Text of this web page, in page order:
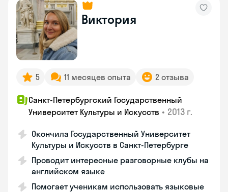
Виктория
5 11 месяцев опыта 2 отзыва
Санкт-Петербургский Государственный
Университет Культуры и Искусств • 2013 г.
Окончила Государственный Университет
Культуры и Искусств в Санкт-Петербурге
Проводит интересные разговорные клубы на
английском языке
Помогает ученикам использовать языковые